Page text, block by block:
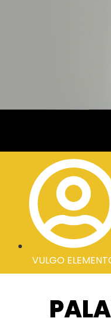
VULGO